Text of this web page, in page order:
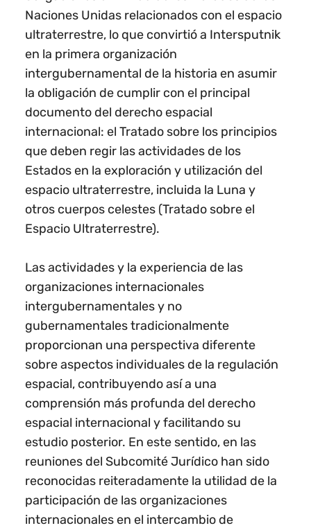
Naciones Unidas relacionados con el espacio
ultraterrestre, lo que convirtió a Intersputnik
en la primera organización
intergubernamental de la historia en asumir
la obligación de cumplir con el principal
documento del derecho espacial
internacional: el Tratado sobre los principios
que deben regir las actividades de los
Estados en la exploración y utilización del
espacio ultraterrestre, incluida la Luna y
otros cuerpos celestes (Tratado sobre el
Espacio Ultraterrestre).
Las actividades y la experiencia de las
organizaciones internacionales
intergubernamentales y no
gubernamentales tradicionalmente
proporcionan una perspectiva diferente
sobre aspectos individuales de la regulación
espacial, contribuyendo así a una
comprensión más profunda del derecho
espacial internacional y facilitando su
estudio posterior. En este sentido, en las
reuniones del Subcomité Jurídico han sido
reconocidas reiteradamente la utilidad de la
participación de las organizaciones
internacionales en el intercambio de